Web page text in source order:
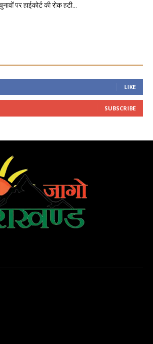
पर हाईकोर्ट की रोक हटी…
LIKE
SUBSCRIBE